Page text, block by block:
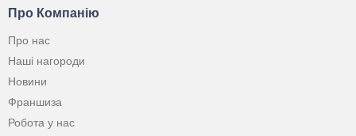
Про Компанію
Про нас
Наші нагороди
Новини
Франшиза
Робота у нас